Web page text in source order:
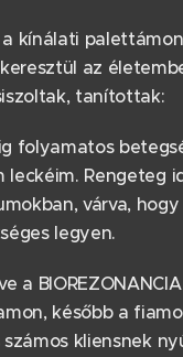
a kínálati
az
tanítottak:
folyamatos
leckéim. Rengeteg
várva,
legyen.
a BIOREZONANCIA
később a
kliensnek